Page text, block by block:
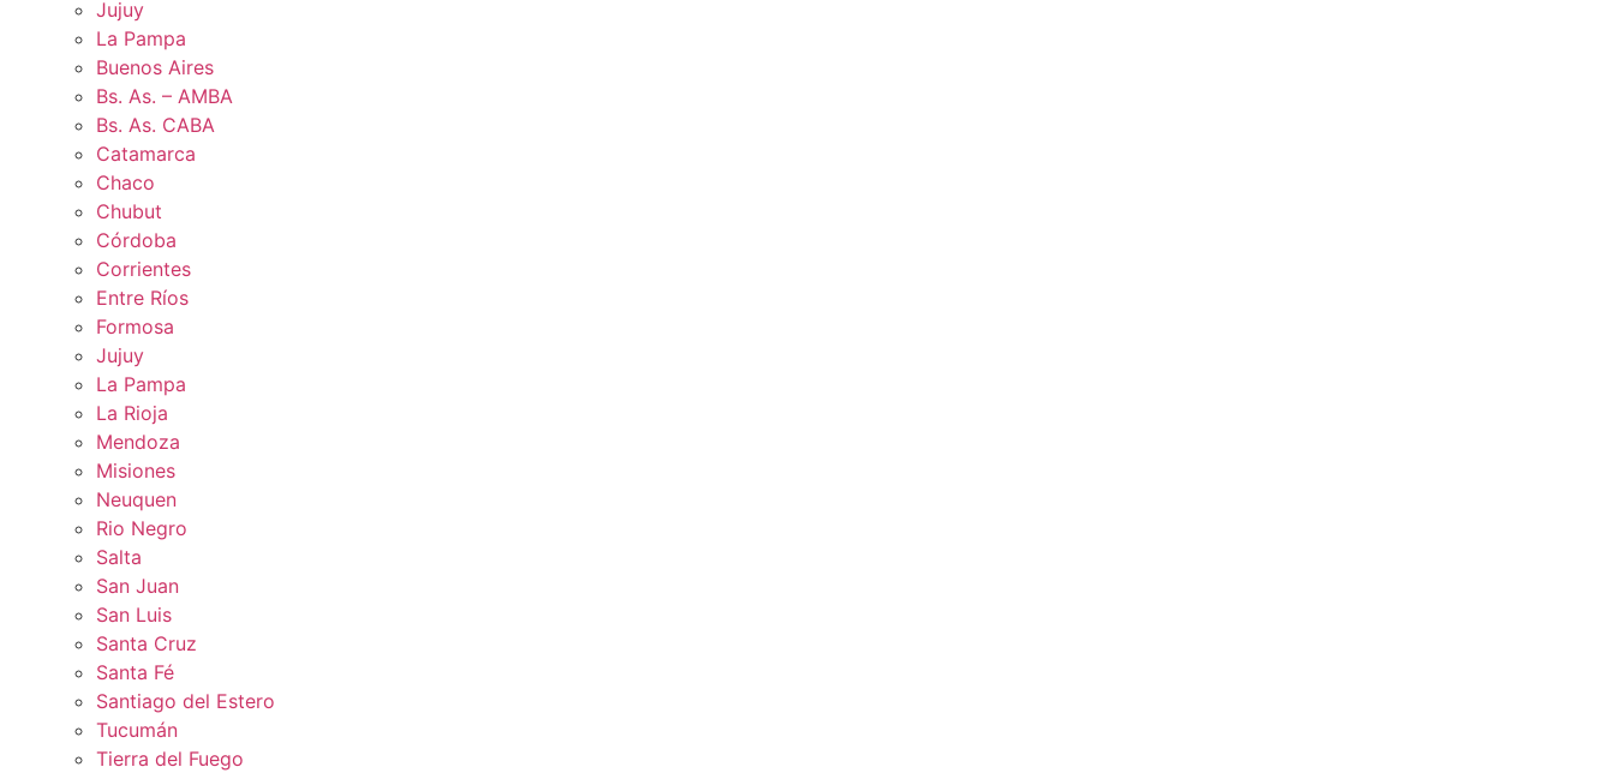
Jujuy
La Pampa
Buenos Aires
Bs. As. – AMBA
Bs. As. CABA
Catamarca
Chaco
Chubut
Córdoba
Corrientes
Entre Ríos
Formosa
Jujuy
La Pampa
La Rioja
Mendoza
Misiones
Neuquen
Rio Negro
Salta
San Juan
San Luis
Santa Cruz
Santa Fé
Santiago del Estero
Tucumán
Tierra del Fuego